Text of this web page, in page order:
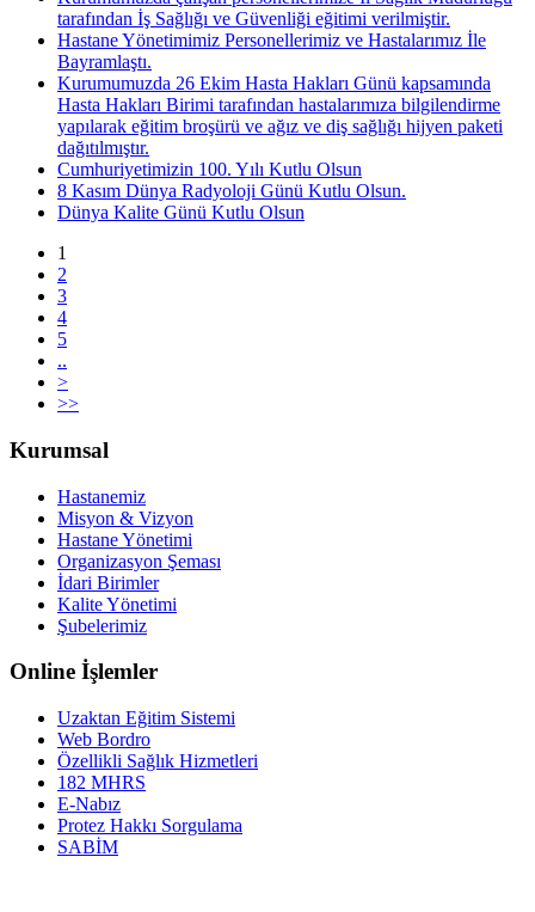
tarafından İş Sağlığı ve Güvenliği eğitimi verilmiştir.
Hastane Yönetimimiz Personellerimiz ve Hastalarımız İle
Bayramlaştı.
Kurumumuzda 26 Ekim Hasta Hakları Günü kapsamında
Hasta Hakları Birimi tarafından hastalarımıza bilgilendirme
yapılarak eğitim broşürü ve ağız ve diş sağlığı hijyen paketi
dağıtılmıştır.
Cumhuriyetimizin 100. Yılı Kutlu Olsun
8 Kasım Dünya Radyoloji Günü Kutlu Olsun.
Dünya Kalite Günü Kutlu Olsun
1
2
3
4
5
..
>
>>
Kurumsal
Hastanemiz
Misyon & Vizyon
Hastane Yönetimi
Organizasyon Şeması
İdari Birimler
Kalite Yönetimi
Şubelerimiz
Online İşlemler
Uzaktan Eğitim Sistemi
Web Bordro
Özellikli Sağlık Hizmetleri
182 MHRS
E-Nabız
Protez Hakkı Sorgulama
SABİM